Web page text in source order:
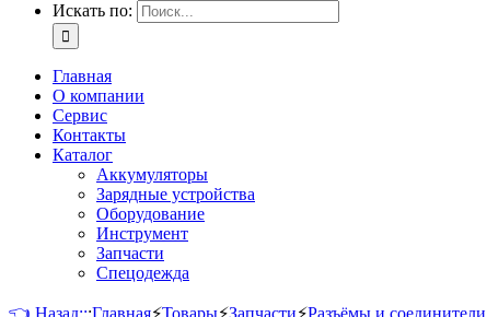
Искать по:
Главная
О компании
Сервис
Контакты
Каталог
Аккумуляторы
Зарядные устройства
Оборудование
Инструмент
Запчасти
Спецодежда
👈 Назад:::Главная⚡Товары⚡Запчасти⚡Разъёмы и соединители